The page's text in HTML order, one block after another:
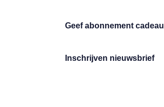
Geef abonnement cadeau
Inschrijven nieuwsbrief